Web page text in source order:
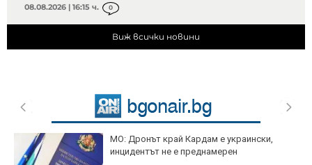
08.08.2026 | 16:15 ч. 0
Виж всички новини
МО: Дронът край Кардам е украински,
инцидентът не е преднамерен